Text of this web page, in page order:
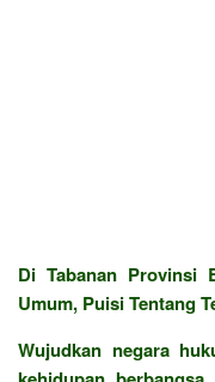
Di Tabanan Provinsi
Umum, Puisi Tentang
Wujudkan negara